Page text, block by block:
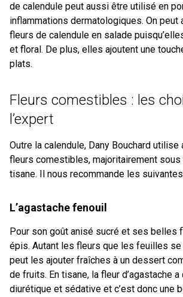
de calendule peut aussi être utilisé en
inflammations dermatologiques. On peut
fleurs de calendule en salade
et floral. De plus, elles ajoutent une
plats.
Fleurs comestibles : les
l’expert
Outre la calendule, Dany Bouchard
fleurs comestibles, majoritairement
tisane. Il nous recommande les
L’agastache fenouil
Pour son goût anisé sucré et ses belles
épis. Autant les fleurs que les feuilles se
peut les ajouter fraîches à un dessert
de fruits. En tisane, la fleur d’agastache
diurétique et sédative et c’est donc une